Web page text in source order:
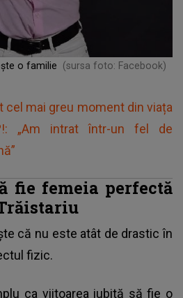
o familie (sursa foto: Facebook)
cel mai greu moment din viața
„Am intrat într-un fel de
fie femeia perfectă
că nu este atât de drastic în
fizic.
ca viitoarea iubită să fie o